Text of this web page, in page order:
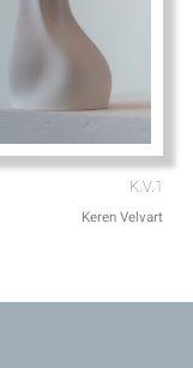
K.V.1
Keren Velvart